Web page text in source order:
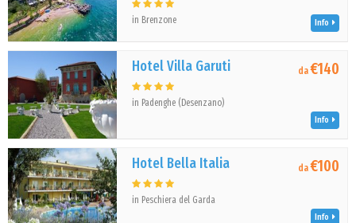
in Brenzone Info
Hotel Villa Garuti
in Padenghe (Desenzano)
da€140
Info
Hotel Bella Italia
in Peschiera del Garda
da€100
Info